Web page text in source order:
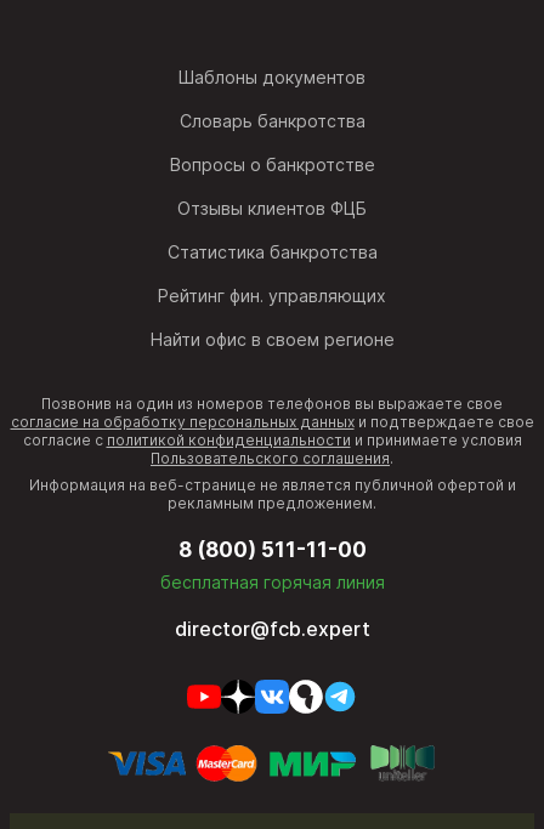
Шаблоны документов
Словарь банкротства
Вопросы о банкротстве
Отзывы клиентов ФЦБ
Статистика банкротства
Рейтинг фин. управляющих
Найти офис в своем регионе
Позвонив на один из номеров телефонов вы выражаете свое
согласие на обработку персональных данныхи подтверждаете свое
согласие с политикой конфиденциальности и принимаете условия
Пользовательского соглашения.
Информация на веб-странице не является публичной офертой и
рекламным предложением.
8 (800) 511-11-00
бесплатная горячая линия
director@fcb.expert